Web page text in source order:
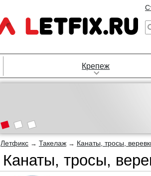
Крепеж
Летфикс → Такелаж → Канаты, тросы,
Канаты, тросы,